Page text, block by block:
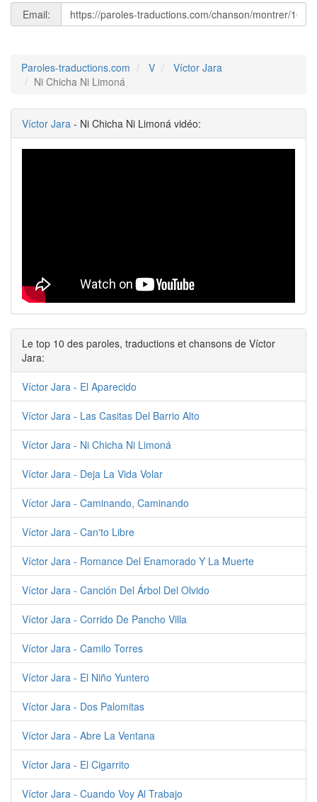
Email:
Paroles-traductions.com V
Víctor Jara
Ni Chicha Ni Limoná
Víctor Jara - Ni Chicha Ni Limoná vidéo:
Le top 10 des paroles, traductions et chansons de Víctor
Jara:
Víctor Jara - El Aparecido
Víctor Jara - Las Casitas Del Barrio Alto
Víctor Jara - Ni Chicha Ni Limoná
Víctor Jara - Deja La Vida Volar
Víctor Jara - Caminando, Caminando
Víctor Jara - Can'to Libre
Víctor Jara - Romance Del Enamorado Y La Muerte
Víctor Jara - Canción Del Árbol Del Olvido
Víctor Jara - Corrido De Pancho Villa
Víctor Jara - Camilo Torres
Víctor Jara - El Niño Yuntero
Víctor Jara - Dos Palomitas
Víctor Jara - Abre La Ventana
Víctor Jara - El Cigarrito
Víctor Jara - Cuando Voy Al Trabajo